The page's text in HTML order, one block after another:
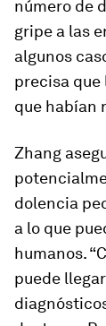
número de
gripe a las
algunos
precisa que
que habían
Zhang
dolencia
a lo que
humanos.
puede